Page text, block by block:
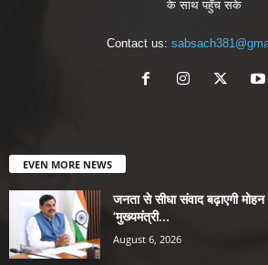
के साथ पहुँच सके
Contact us:
EVEN MORE NEWS
जनता से सीधा संवाद बढ़ाएगी
‘मुख्यमंत्री...
August 6, 2026